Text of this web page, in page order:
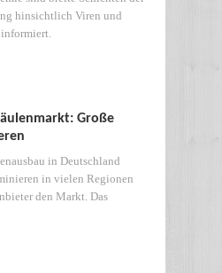
hinsichtlich Viren und
Große
in Deutschland
in vielen Regionen
den Markt. Das